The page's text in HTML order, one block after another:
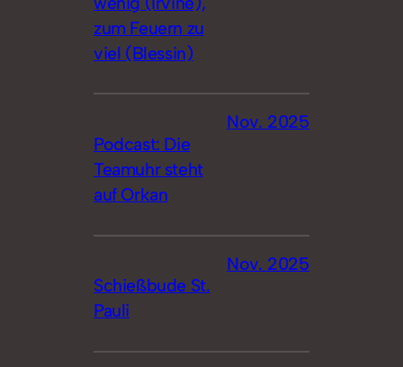
zum Feuern zu
viel (Blessin)
Podcast: Die
Teamuhr steht
auf Orkan
Nov. 2025
Schießbude St.
Pauli
Nov. 2025